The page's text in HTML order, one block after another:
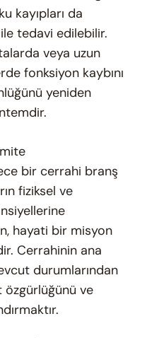
kayıpları da
tedavi edilebilir.
veya uzun
fonksiyon kaybını
yeniden
bir cerrahi branş
fiziksel ve
hayati bir misyon
Cerrahinin ana
durumlarından
ve